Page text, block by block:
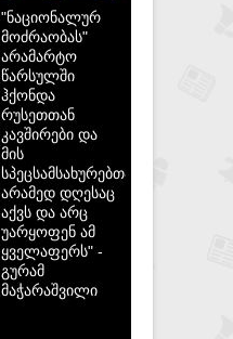
"ნაციონალურ
მოძრაობას"
არამარტო
წარსულში
ჰქონდა
რუსეთთან
კავშირები და
მის
სპეცსამსახურებთან,
არამედ დღესაც
აქვს და არც
უარყოფენ ამ
ყველაფერს" -
გურამ
მაჭარაშვილი